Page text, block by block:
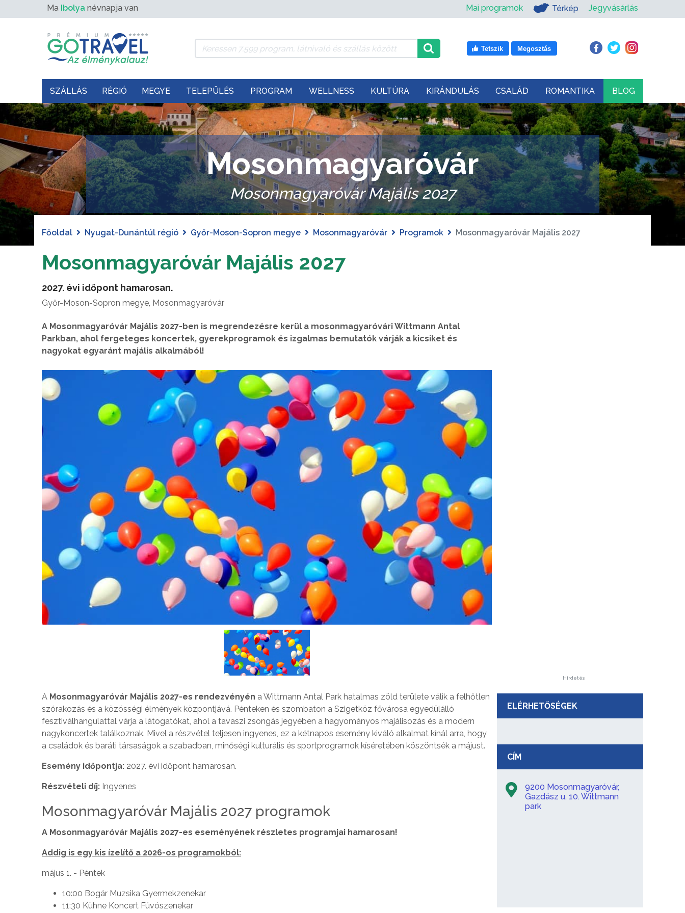
Ma Ibolya névnapja van Mai programok Térkép Jegyvásárlás
Tetszik Megosztás
SZÁLLÁS RÉGIÓ MEGYE TELEPÜLÉS PROGRAM WELLNESS KULTÚRA KIRÁNDULÁS CSALÁD ROMANTIKA BLOG
Mosonmagyaróvár
Mosonmagyaróvár Majális 2027
Főoldal Nyugat-Dunántúl régió Győr-Moson-Sopron megye Mosonmagyaróvár Programok Mosonmagyaróvár Majális 2027
Mosonmagyaróvár Majális 2027
2027. évi időpont hamarosan.
Győr-Moson-Sopron megye, Mosonmagyaróvár
A Mosonmagyaróvár Majális 2027-ben is megrendezésre kerül a mosonmagyaróvári Wittmann Antal
Parkban, ahol fergeteges koncertek, gyerekprogramok és izgalmas bemutatók várják a kicsiket és
nagyokat egyaránt majális alkalmából!
A Mosonmagyaróvár Majális 2027-es rendezvényén a Wittmann Antal Park hatalmas zöld területe válik a felhőtlen
szórakozás és a közösségi élmények központjává. Pénteken és szombaton a Szigetköz fővárosa egyedülálló
fesztiválhangulattal várja a látogatókat, ahol a tavaszi zsongás jegyében a hagyományos majálisozás és a modern
nagykoncertek találkoznak. Mivel a részvétel teljesen ingyenes, ez a kétnapos esemény kiváló alkalmat kínál arra, hogy
a családok és baráti társaságok a szabadban, minőségi kulturális és sportprogramok kíséretében köszöntsék a májust.
Esemény időpontja: 2027. évi időpont hamarosan.
Részvételi díj: Ingyenes
Mosonmagyaróvár Majális 2027 programok
A Mosonmagyaróvár Majális 2027-es eseményének részletes programjai hamarosan!
Addig is egy kis ízelítő a 2026-os programokból:
május 1. - Péntek
10:00 Bogár Muzsika Gyermekzenekar
11:30 Kühne Koncert Fúvószenekar
Hirdetés
ELÉRHETŐSÉGEK
CÍM
9200 Mosonmagyaróvár,
Gazdász u. 10. Wittmann
park